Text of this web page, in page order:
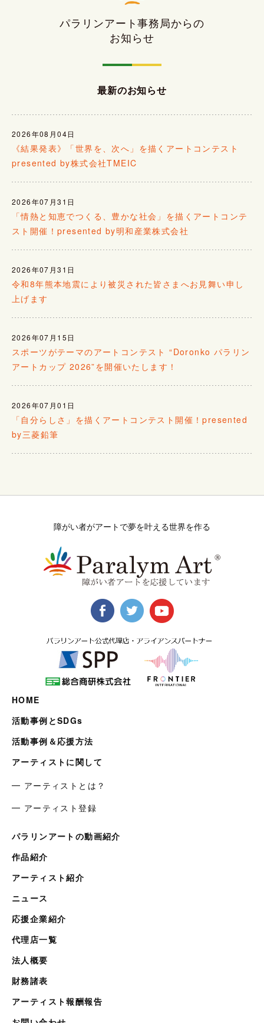
パラリンアート事務局からの
お知らせ
最新のお知らせ
2026年08月04日
《結果発表》「世界を、次へ」を描くアートコンテスト
presented by株式会社TMEIC
2026年07月31日
「情熱と知恵でつくる、豊かな社会」を描くアートコンテ
スト開催！presented by明和産業株式会社
2026年07月31日
令和8年熊本地震により被災された皆さまへお見舞い申し
上げます
2026年07月15日
スポーツがテーマのアートコンテスト “Doronko パラリン
アートカップ 2026”を開催いたします！
2026年07月01日
「自分らしさ」を描くアートコンテスト開催！presented
by三菱鉛筆
障がい者がアートで夢を叶える世界を作る
HOME
活動事例とSDGs
活動事例＆応援方法
アーティストに関して
━ アーティストとは？
━ アーティスト登録
パラリンアートの動画紹介
作品紹介
アーティスト紹介
ニュース
応援企業紹介
代理店一覧
法人概要
財務諸表
アーティスト報酬報告